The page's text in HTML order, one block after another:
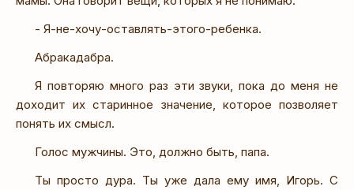
- Я-не-хочу-оставлять-этого-ребенка.
Абракадабра.
Я повторяю много раз эти звуки, пока до меня не
доходит их старинное значение, которое позволяет
понять их смысл.
Голос мужчины. Это, должно быть, папа.
Ты просто дура. Ты уже дала ему имя, Игорь. С